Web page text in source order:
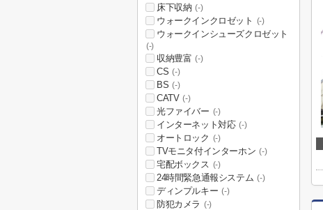
床下収納 (-)
ウォークインクロゼット (-)
ウォークインシューズクロゼット
(-)
収納豊富 (-)
CS (-)
BS (-)
CATV (-)
光ファイバー (-)
インターネット対応 (-)
オートロック (-)
TVモニタ付インターホン (-)
宅配ボックス (-)
24時間緊急通報システム (-)
ディンプルキー (-)
防犯カメラ (-)